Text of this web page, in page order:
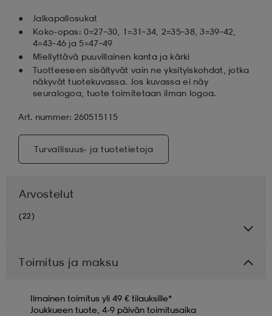
Jalkapallosukat
Koko-opas: 0=27–30, 1=31–34, 2=35–38, 3=39–42,
4=43–46 ja 5=47–49
Miellyttävä puuvillainen kanta ja kärki
Tuotteeseen sisältyvät vain ne yksityiskohdat, jotka
näkyvät tuotekuvassa. Jos kuvassa ei näy
seuralogoa, tuote toimitetaan ilman logoa.
Art. nummer: 260515115
Turvallisuus- ja tuotetietoja
Arvostelut
(22)
Toimitus ja maksu
Ilmainen toimitus yli 49 € tilauksille*
Joukkueen tuote, 4-9 päivän toimitusaika